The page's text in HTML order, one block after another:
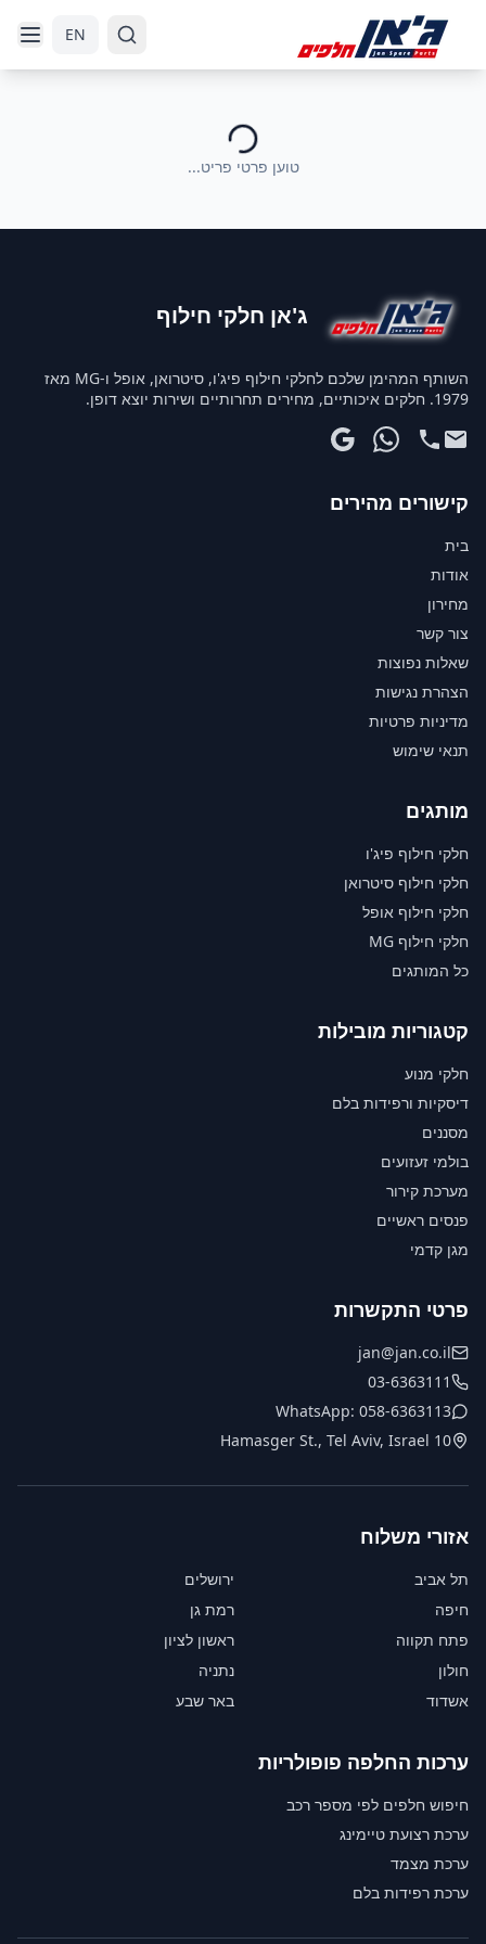
EN
טוען פרטי פריט...
ג'אן חלקי חילוף
השותף המהימן שלכם לחלקי חילוף פיג'ו, סיטרואן, אופל ו-MG מאז
1979. חלקים איכותיים, מחירים תחרותיים ושירות יוצא דופן.
קישורים מהירים
בית
אודות
מחירון
צור קשר
שאלות נפוצות
הצהרת נגישות
מדיניות פרטיות
תנאי שימוש
מותגים
חלקי חילוף פיג'ו
חלקי חילוף סיטרואן
חלקי חילוף אופל
חלקי חילוף MG
כל המותגים
קטגוריות מובילות
חלקי מנוע
דיסקיות ורפידות בלם
מסננים
בולמי זעזועים
מערכת קירור
פנסים ראשיים
מגן קדמי
פרטי התקשרות
jan@jan.co.il
03-6363111
WhatsApp: 058-6363113
10 Hamasger St., Tel Aviv, Israel
אזורי משלוח
תל אביב
ירושלים
חיפה
רמת גן
פתח תקווה
ראשון לציון
חולון
נתניה
אשדוד
באר שבע
ערכות החלפה פופולריות
חיפוש חלפים לפי מספר רכב
ערכת רצועת טיימינג
ערכת מצמד
ערכת רפידות בלם